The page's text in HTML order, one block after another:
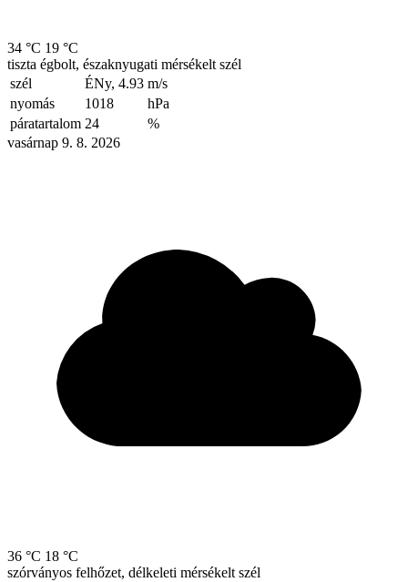
34 °C 19 °C
tiszta égbolt, északnyugati mérsékelt szél
szél
ÉNy, 4.93 m/s
nyomás
1018
hPa
páratartalom 24
%
vasárnap 9. 8. 2026
36 °C 18 °C
szórványos felhőzet, délkeleti mérsékelt szél